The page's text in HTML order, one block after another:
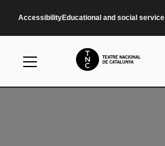
AccessibilityEducational and social service